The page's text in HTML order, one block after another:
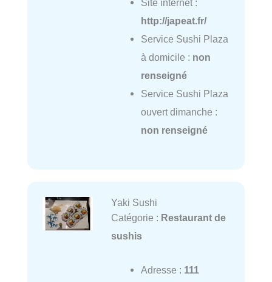
Site internet :
http://japeat.fr/
Service Sushi Plaza
à domicile : non
renseigné
Service Sushi Plaza
ouvert dimanche :
non renseigné
Yaki Sushi
Catégorie : Restaurant de
sushis
Adresse : 111